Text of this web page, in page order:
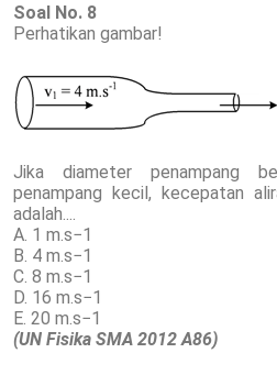
Soal No. 8
Perhatikan gambar!
Jika diameter penampang
penampang kecil, kecepatan
adalah....
A. 1 m.s−1
B. 4 m.s−1
C. 8 m.s−1
D. 16 m.s−1
E. 20 m.s−1
(UN Fisika SMA 2012 A86)